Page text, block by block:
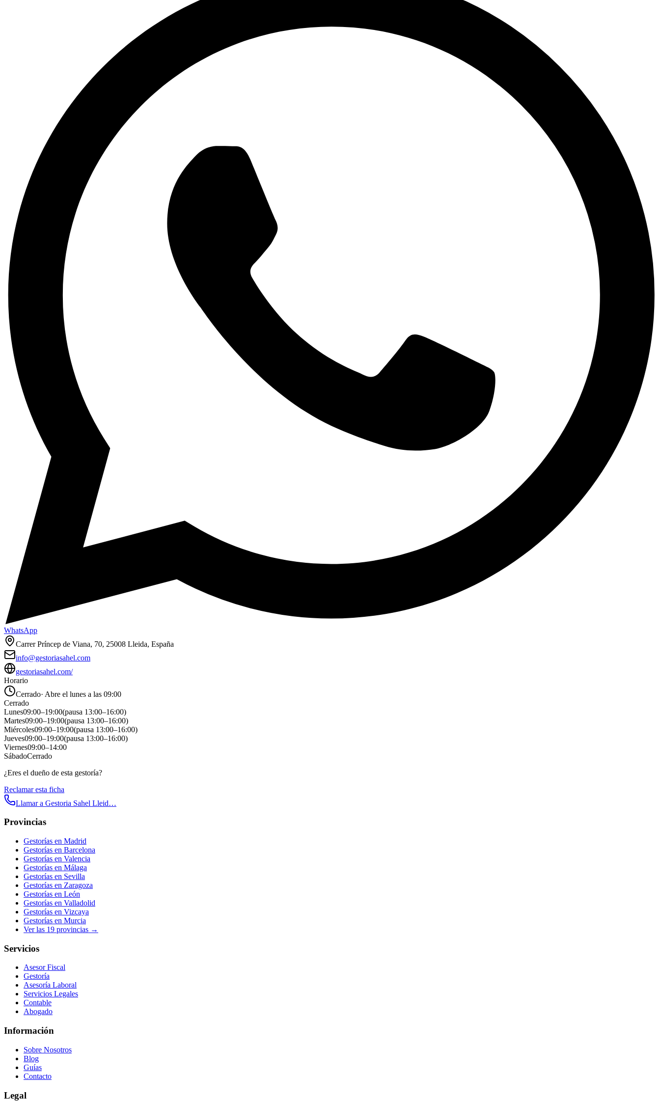
WhatsApp
Carrer Príncep de Viana, 70, 25008 Lleida, España
info@gestoriasahel.com
gestoriasahel.com/
Horario
Cerrado· Abre el lunes a las 09:00
Cerrado
Lunes09:00–19:00(pausa 13:00–16:00)
Martes09:00–19:00(pausa 13:00–16:00)
Miércoles09:00–19:00(pausa 13:00–16:00)
Jueves09:00–19:00(pausa 13:00–16:00)
Viernes09:00–14:00
SábadoCerrado
¿Eres el dueño de esta gestoría?
Reclamar esta ficha
Llamar a Gestoria Sahel Lleid…
Provincias
Gestorías en Madrid
Gestorías en Barcelona
Gestorías en Valencia
Gestorías en Málaga
Gestorías en Sevilla
Gestorías en Zaragoza
Gestorías en León
Gestorías en Valladolid
Gestorías en Vizcaya
Gestorías en Murcia
Ver las 19 provincias →
Servicios
Asesor Fiscal
Gestoría
Asesoría Laboral
Servicios Legales
Contable
Abogado
Información
Sobre Nosotros
Blog
Guías
Contacto
Legal